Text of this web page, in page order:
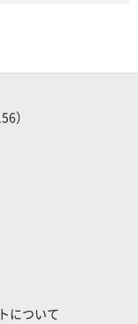
）
について